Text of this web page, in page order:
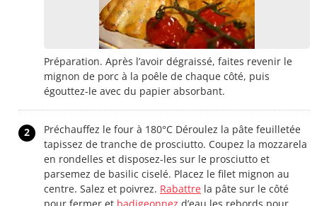
Préparation. Après l’avoir dégraissé, faites revenir le
mignon de porc à la poêle de chaque côté, puis
égouttez-le avec du papier absorbant.
2
Préchauffez le four à 180°C Déroulez la pâte feuilletée
tapissez de tranche de prosciutto. Coupez la mozzarela
en rondelles et disposez-les sur le prosciutto et
parsemez de basilic ciselé. Placez le filet mignon au
centre. Salez et poivrez. Rabattre la pâte sur le côté